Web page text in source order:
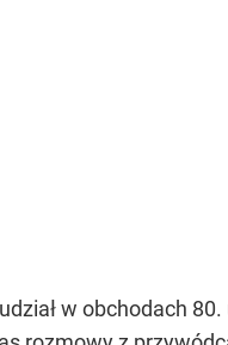
w obchodach